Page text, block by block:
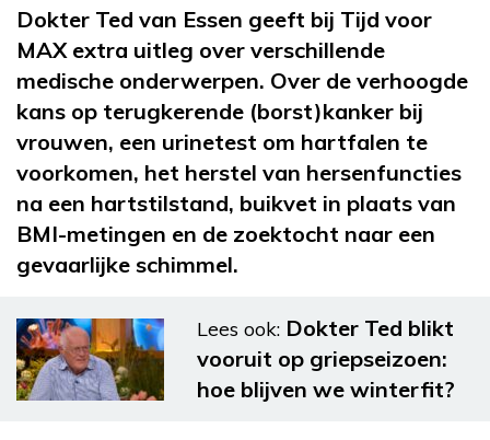
Dokter Ted van Essen geeft bij Tijd voor
MAX extra uitleg over verschillende
medische onderwerpen. Over de verhoogde
kans op terugkerende (borst)kanker bij
vrouwen, een urinetest om hartfalen te
voorkomen, het herstel van hersenfuncties
na een hartstilstand, buikvet in plaats van
BMI-metingen en de zoektocht naar een
gevaarlijke schimmel.
Lees ook: Dokter Ted blikt
vooruit op griepseizoen:
hoe blijven we winterfit?